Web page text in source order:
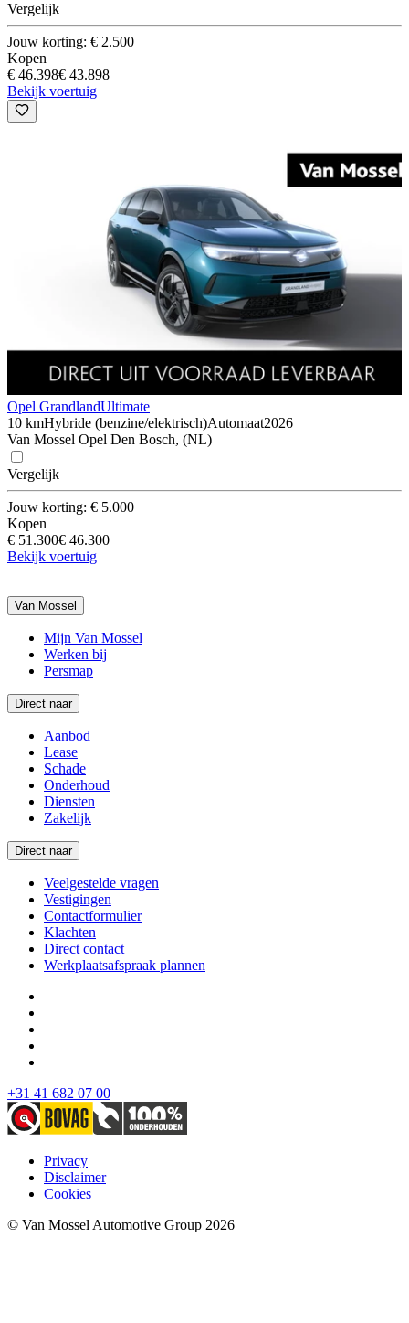
Vergelijk
Jouw korting: € 2.500
Kopen
€ 46.398€ 43.898
Bekijk voertuig
Opel GrandlandUltimate
10 kmHybride (benzine/elektrisch)Automaat2026
Van Mossel Opel Den Bosch, (NL)
Vergelijk
Jouw korting: € 5.000
Kopen
€ 51.300€ 46.300
Bekijk voertuig
Van Mossel
Mijn Van Mossel
Werken bij
Persmap
Direct naar
Aanbod
Lease
Schade
Onderhoud
Diensten
Zakelijk
Direct naar
Veelgestelde vragen
Vestigingen
Contactformulier
Klachten
Direct contact
Werkplaatsafspraak plannen
+31 41 682 07 00
Privacy
Disclaimer
Cookies
© Van Mossel Automotive Group 2026